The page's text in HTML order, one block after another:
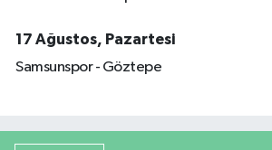
17 Ağustos, Pazartesi
Samsunspor - Göztepe